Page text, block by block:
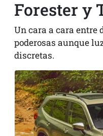
Forester y
Un cara a cara entre
poderosas aunque
discretas.